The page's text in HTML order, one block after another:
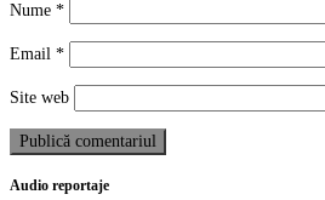
Nume *
Email *
Site web
Audio reportaje